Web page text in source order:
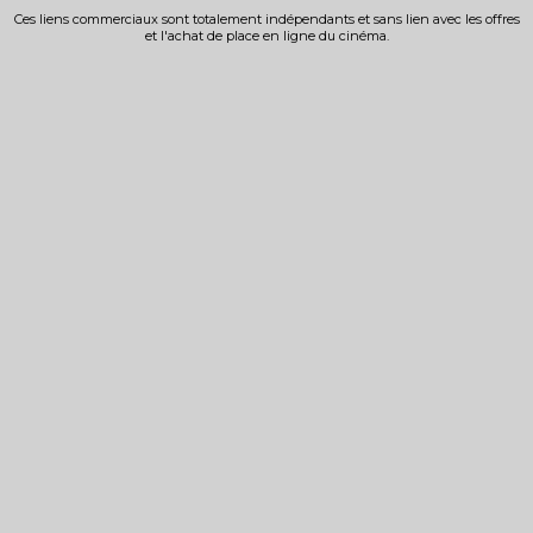
Ces liens commerciaux sont totalement indépendants et sans lien avec les offres
et l'achat de place en ligne du cinéma.